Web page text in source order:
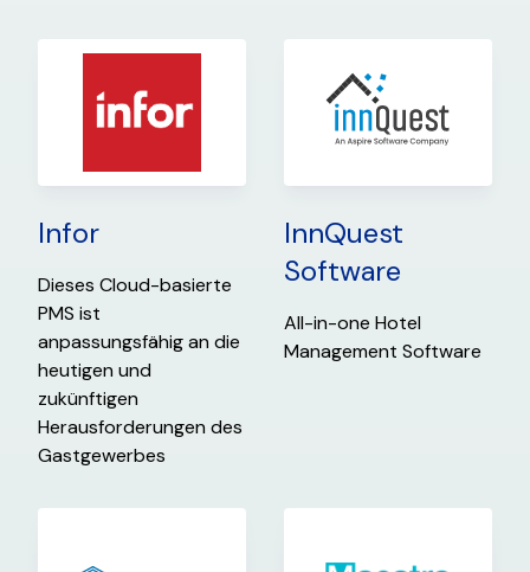
Infor
Dieses Cloud-basierte
PMS ist
anpassungsfähig an die
heutigen und
zukünftigen
Herausforderungen des
Gastgewerbes
InnQuest
Software
All-in-one Hotel
Management Software